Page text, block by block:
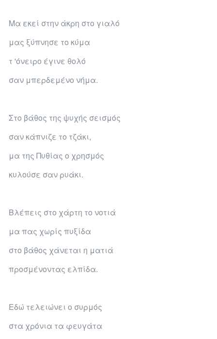
Μα εκεί στην άκρη στο γιαλό
μας ξύπνησε το κύμα
τ 'όνειρο έγινε θολό
σαν μπερδεμένο νήμα.
Στο βάθος της ψυχής σεισμός
σαν κάπνιζε το τζάκι,
μα της Πυθίας ο χρησμός
κυλούσε σαν ρυάκι.
Βλέπεις στο χάρτη το νοτιά
μα πας χωρίς πυξίδα
στο βάθος χάνεται η ματιά
προσμένοντας ελπίδα.
Εδώ τελειώνει ο συρμός
στα χρόνια τα φευγάτα